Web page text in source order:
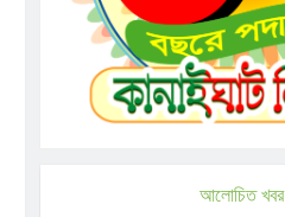
আলোচিত খবর